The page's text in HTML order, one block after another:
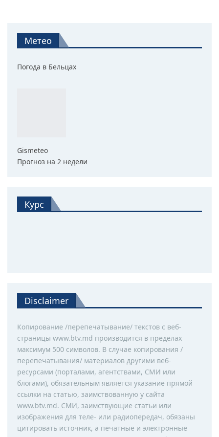
Метео
Погода в Бельцах
Gismeteo
Прогноз на 2 недели
Курс
Disclaimer
Копирование /перепечатывание/ текстов с веб-
страницы www.btv.md производится в пределах
максимум 500 символов. В случае копирования /
перепечатывания/ материалов другими веб-
ресурсами (порталами, агентствами, СМИ или
блогами), обязательным является указание прямой
ссылки на статью, заимствованную у сайта
www.btv.md. СМИ, заимствующие статьи или
изображения для теле- или радиопередач, обязаны
цитировать источник, а печатные и электронные